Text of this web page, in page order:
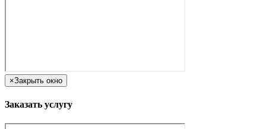
×Закрыть окно
Заказать услугу